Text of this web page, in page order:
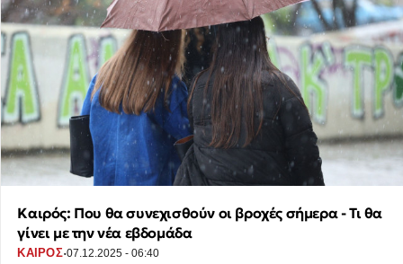
Καιρός: Που θα συνεχισθούν οι βροχές σήμερα - Τι θα
γίνει με την νέα εβδομάδα
ΚΑΙΡΟΣ·07.12.2025 - 06:40